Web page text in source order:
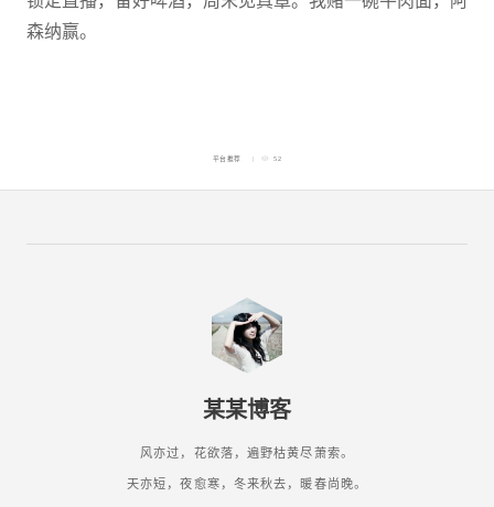
森纳赢。
平台推荐 52
某某博客
风亦过，花欲落，遍野枯黄尽萧索。
天亦短，夜愈寒，冬来秋去，暖春尚晚。